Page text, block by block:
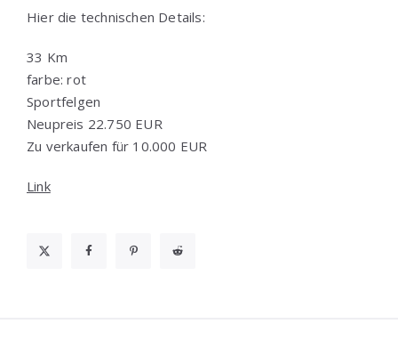
Hier die technischen Details:
33 Km
farbe: rot
Sportfelgen
Neupreis 22.750 EUR
Zu verkaufen für 10.000 EUR
Link